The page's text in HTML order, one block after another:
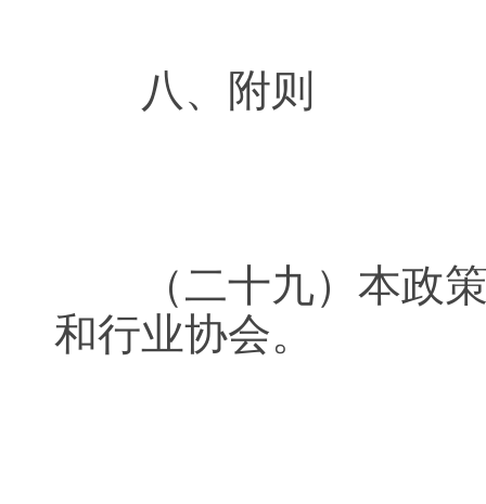
八、附则
（二十九）本政策
和行业协会。